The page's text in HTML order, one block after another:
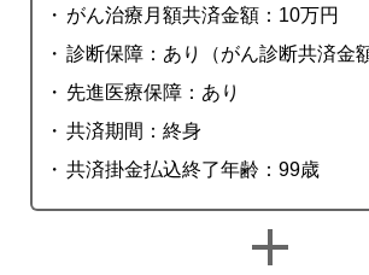
がん治療月額共済金額：10万円
診断保障：あり（がん診断共済金
先進医療保障：あり
共済期間：終身
共済掛金払込終了年齢：99歳